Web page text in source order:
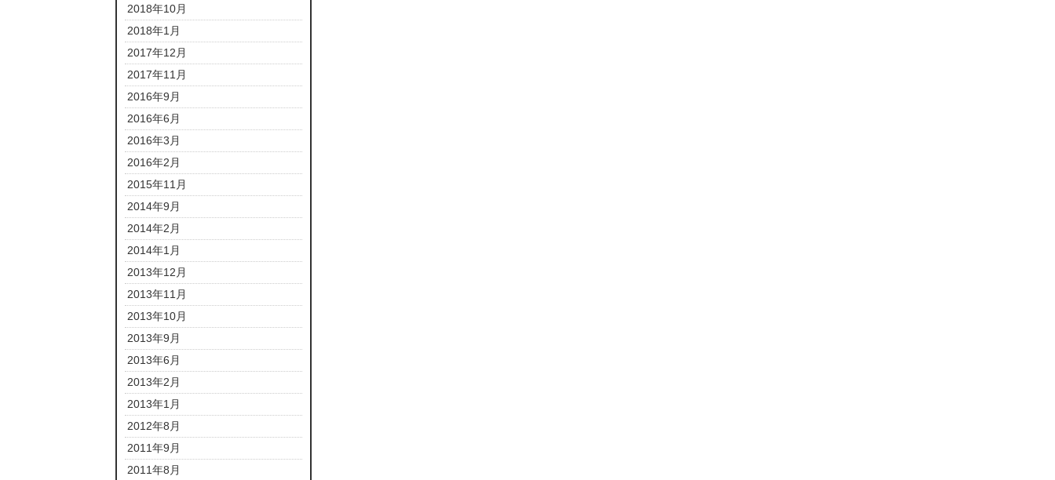
2018年10月
2018年1月
2017年12月
2017年11月
2016年9月
2016年6月
2016年3月
2016年2月
2015年11月
2014年9月
2014年2月
2014年1月
2013年12月
2013年11月
2013年10月
2013年9月
2013年6月
2013年2月
2013年1月
2012年8月
2011年9月
2011年8月